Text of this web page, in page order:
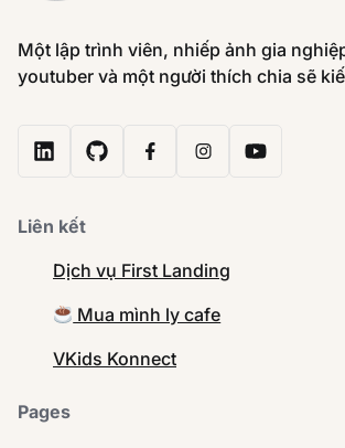
Một lập trình viên, nhiếp ảnh gia
youtuber và một người thích chia sẽ
Liên kết
Dịch vụ First Landing
Mua mình ly cafe
VKids Konnect
Pages